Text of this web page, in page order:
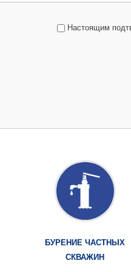
Настоящим
БУРЕНИЕ ЧАСТНЫХ
СКВАЖИН